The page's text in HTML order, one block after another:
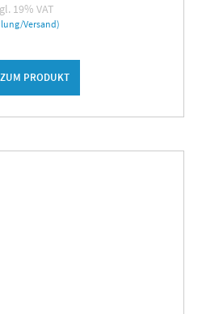
19% VAT
Versand)
PRODUKT